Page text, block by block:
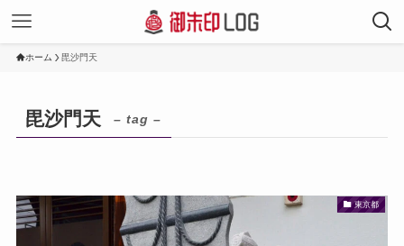
ホーム 毘沙門天
毘沙門天 – tag –
東京都